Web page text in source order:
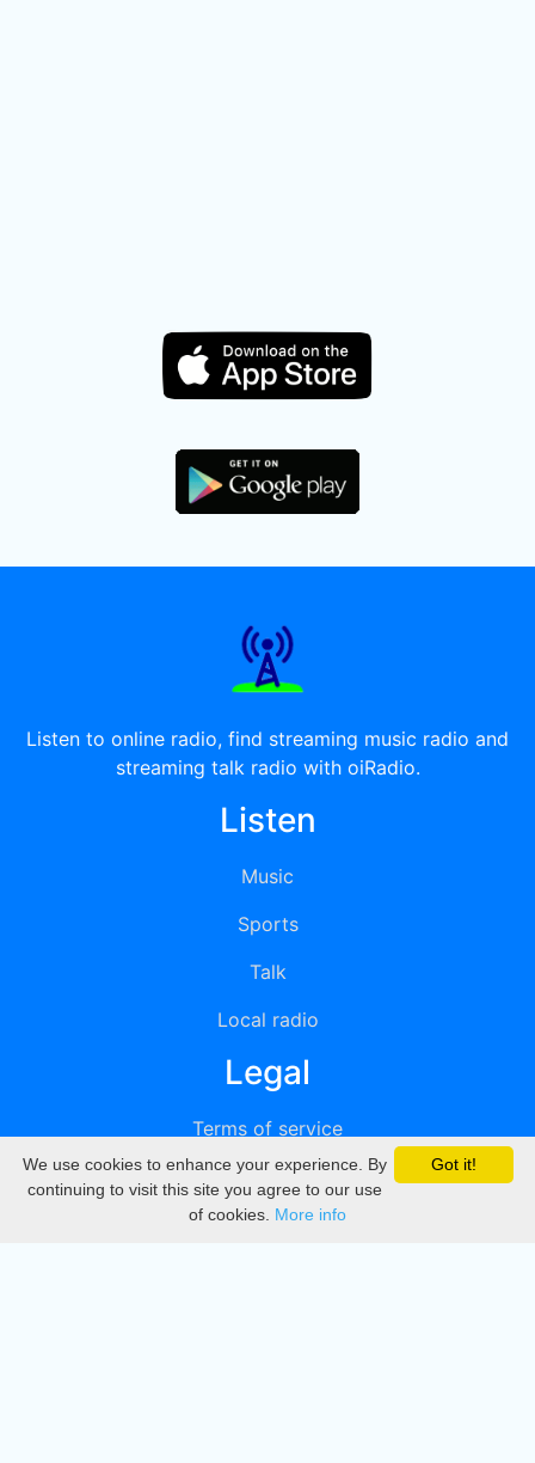
Listen to online radio, find streaming music radio and
streaming talk radio with oiRadio.
Listen
Music
Sports
Talk
Local radio
Legal
Terms of service
Privacy
DMCA
Got it!
We use cookies to enhance your experience. By
continuing to visit this site you agree to our use
of cookies. More info